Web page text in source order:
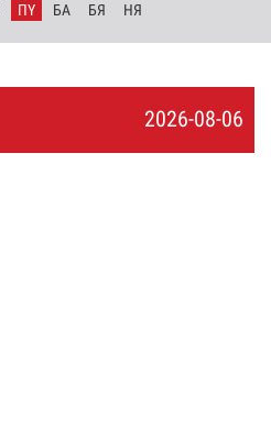
ПҮ БА БЯ НЯ
2026-08-06